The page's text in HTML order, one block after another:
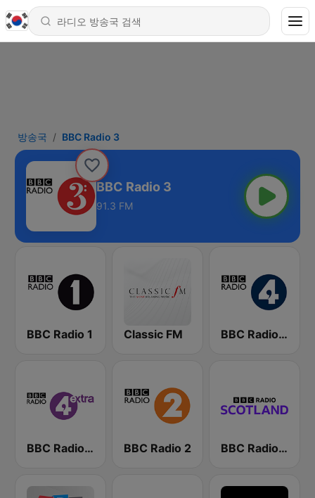
방송국 BBC Radio 3
BBC Radio 3
91.3 FM
BBC Radio 1 Classic FM BBC Radio 4
BBC Radio 4 Extra BBC Radio 2 BBC Radio Scotland